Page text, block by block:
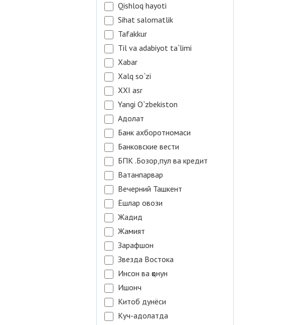
Qishloq hayoti
Sihat salomatlik
Tafakkur
Til va adabiyot ta`limi
Xabar
Xalq so`zi
XXI asr
Yangi O`zbekiston
Адолат
Банк ахборотномаси
Банковские вести
БПК .Бозор,пул ва кредит
Ватанпарвар
Вечерний Ташкент
Ёшлар овози
Жадид
Жамият
Зарафшон
Звезда Востока
Инсон ва қонун
Ишонч
Китоб дунёси
Куч-адолатда